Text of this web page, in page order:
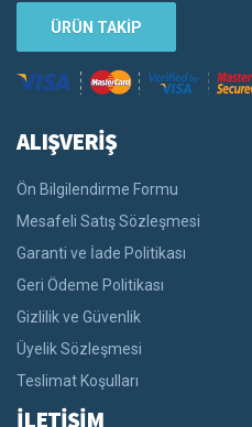
ÜRÜN TAKİP
ALIŞVERİŞ
Ön Bilgilendirme Formu
Mesafeli Satış Sözleşmesi
Garanti ve İade Politikası
Geri Ödeme Politikası
Gizlilik ve Güvenlik
Üyelik Sözleşmesi
Teslimat Koşulları
İLETİŞİM